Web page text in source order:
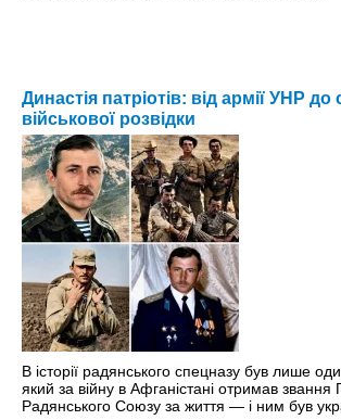
Династія патріотів: від армії УНР
військової розвідки
В історії радянського спецназу був лише
який за війну в Афганістані отримав звання
Радянського Союзу за життя — і ним був